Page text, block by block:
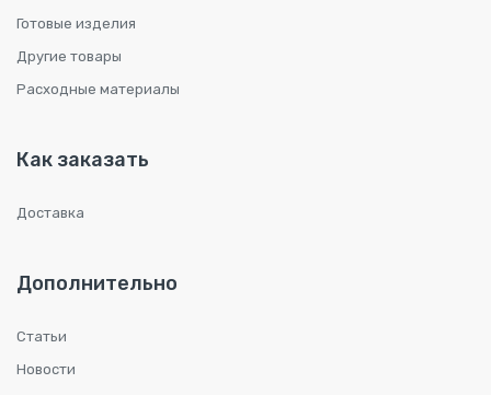
Готовые изделия
Другие товары
Расходные материалы
Как заказать
Доставка
Дополнительно
Статьи
Новости